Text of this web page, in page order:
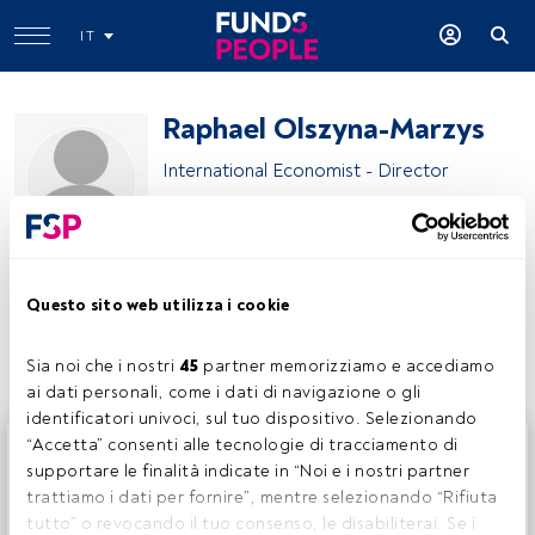
Questo sito web utilizza i cookie
Sia noi che i nostri 45 partner memorizziamo e accediamo
ai dati personali, come i dati di navigazione o gli
identificatori univoci, sul tuo dispositivo. Selezionando
“Accetta” consenti alle tecnologie di tracciamento di
supportare le finalità indicate in “Noi e i nostri partner
trattiamo i dati per fornire”, mentre selezionando “Rifiuta
tutto” o revocando il tuo consenso, le disabiliterai. Se i
IT
Raphael Olszyna-Marzys
International Economist - Director
Condividi:
Questo è un articolo riservato agli utenti FundsPeople. Se
sei già registrato, accedi tramite il pulsante Login. Se non
hai ancora un account, ti invitiamo a registrarti per scoprire
tutti i contenuti che FundsPeople ha da offrire.